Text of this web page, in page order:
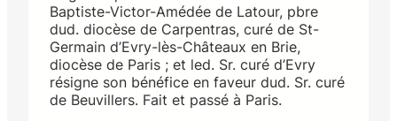
Baptiste-Victor-Amédée de Latour, pbre
dud. diocèse de Carpentras, curé de St-
Germain d’Evry-lès-Châteaux en Brie,
diocèse de Paris ; et led. Sr. curé d’Evry
résigne son bénéfice en faveur dud. Sr. curé
de Beuvillers. Fait et passé à Paris.